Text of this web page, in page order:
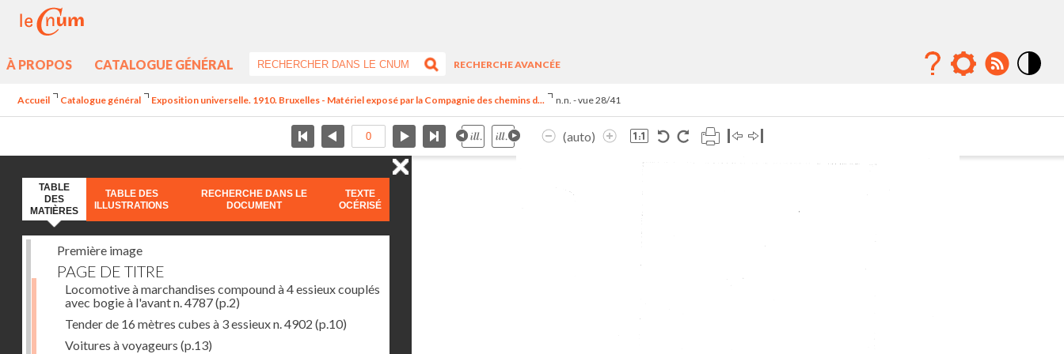
À PROPOS CATALOGUE GÉNÉRAL
RECHERCHE AVANCÉE
Accueil Catalogue général Exposition universelle. 1910. Bruxelles - Matériel exposé par la Compagnie des chemins d... n.n. - vue 28/41
(auto)
TABLE
DES
MATIÈRES
TABLE DES
ILLUSTRATIONS
RECHERCHE DANS LE
DOCUMENT
TEXTE
OCÉRISÉ
Première image
PAGE DE TITRE
Locomotive à marchandises compound à 4 essieux couplés
avec bogie à l'avant n. 4787(p.2)
Tender de 16 mètres cubes à 3 essieux n. 4902 (p.10)
Voitures à voyageurs (p.13)